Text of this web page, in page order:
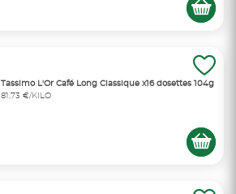
Tassimo L'Or Café Long Classique x16 dosettes 104g
81,73 €/KILO